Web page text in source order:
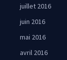
juillet 2016
juin 2016
mai 2016
avril 2016